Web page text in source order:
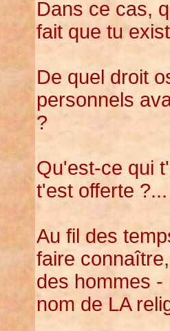
Dans ce cas,
fait que tu
De quel droit
personnels
?
Qu'est-ce qui
t'est offerte ?...
Au fil des
faire
des hommes
nom de LA